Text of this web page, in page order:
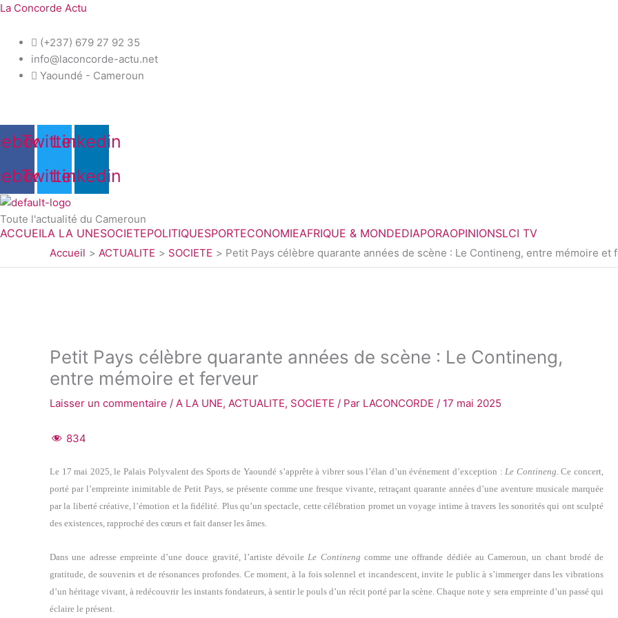
Aller
contenu
La Concorde Actu
(+237) 679 27 92 35
info@laconcorde-actu.net
Yaoundé - Cameroun
TwitterLinkedin
TwitterLinkedin
Toute l'actualité du Cameroun
ACCUEILA LA UNESOCIETEPOLITIQUESPORTECONOMIEAFRIQUE & MONDEDIAPORAOPINIONSLCI TV
Accueil ACTUALITE SOCIETE Petit Pays célèbre quarante années de scène : Le Contineng, entre mémoire et
Petit Pays célèbre quarante années de scène : Le Contineng,
entre mémoire et ferveur
Laisser un commentaire / A LA UNE, ACTUALITE, SOCIETE / Par LACONCORDE / 17 mai 2025
834
Le 17 mai 2025, le Palais Polyvalent des Sports de Yaoundé s’apprête à vibrer sous l’élan d’un événement d’exception : Le Contineng . Ce concert,
porté par l’empreinte inimitable de Petit Pays, se présente comme une fresque vivante, retraçant quarante années d’une aventure musicale marquée
par la liberté créative, l’émotion et la fidélité. Plus qu’un spectacle, cette célébration promet un voyage intime à travers les sonorités qui ont sculpté
des existences, rapproché des cœurs et fait danser les âmes.
Dans une adresse empreinte d’une douce gravité, l’artiste dévoile Le Contineng comme une offrande dédiée au Cameroun, un chant brodé de
gratitude, de souvenirs et de résonances profondes. Ce moment, à la fois solennel et incandescent, invite le public à s’immerger dans les vibrations
d’un héritage vivant, à redécouvrir les instants fondateurs, à sentir le pouls d’un récit porté par la scène. Chaque note y sera empreinte d’un passé qui
éclaire le présent.